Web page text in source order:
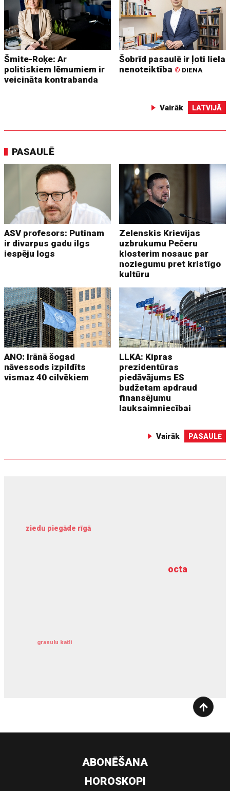
Šmite-Roķe: Ar
politiskiem lēmumiem ir
veicināta kontrabanda
Šobrīd pasaulē ir ļoti liela
nenoteiktība © DIENA
Vairāk LATVIJĀ
PASAULĒ
ASV profesors: Putinam
ir divarpus gadu ilgs
iespēju logs
Zelenskis Krievijas
uzbrukumu Pečeru
klosterim nosauc par
noziegumu pret kristīgo
kultūru
ANO: Irānā šogad
nāvessods izpildīts
vismaz 40 cilvēkiem
LLKA: Kipras
prezidentūras
piedāvājums ES
budžetam apdraud
finansējumu
lauksaimniecībai
Vairāk PASAULĒ
octa
ziedu piegāde rīgā
granulu katli
dziļurbums
ABONĒŠANA
HOROSKOPI